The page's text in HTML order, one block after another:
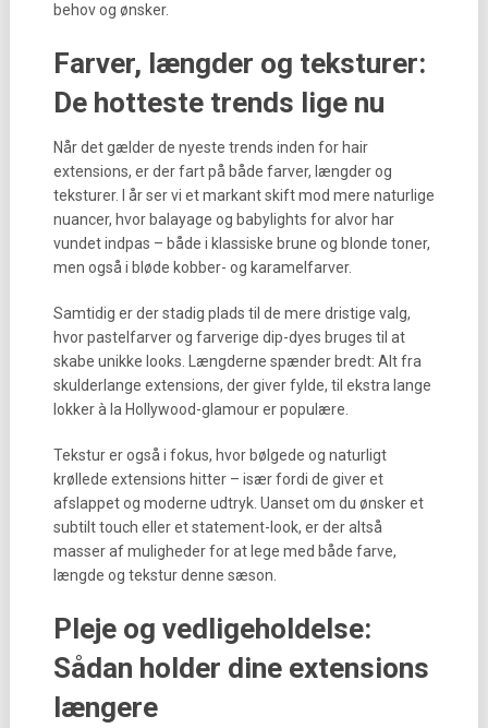
behov og ønsker.
Farver, længder og teksturer:
De hotteste trends lige nu
Når det gælder de nyeste trends inden for hair
extensions, er der fart på både farver, længder og
teksturer. I år ser vi et markant skift mod mere naturlige
nuancer, hvor balayage og babylights for alvor har
vundet indpas – både i klassiske brune og blonde toner,
men også i bløde kobber- og karamelfarver.
Samtidig er der stadig plads til de mere dristige valg,
hvor pastelfarver og farverige dip-dyes bruges til at
skabe unikke looks. Længderne spænder bredt: Alt fra
skulderlange extensions, der giver fylde, til ekstra lange
lokker à la Hollywood-glamour er populære.
Tekstur er også i fokus, hvor bølgede og naturligt
krøllede extensions hitter – især fordi de giver et
afslappet og moderne udtryk. Uanset om du ønsker et
subtilt touch eller et statement-look, er der altså
masser af muligheder for at lege med både farve,
længde og tekstur denne sæson.
Pleje og vedligeholdelse:
Sådan holder dine extensions
længere